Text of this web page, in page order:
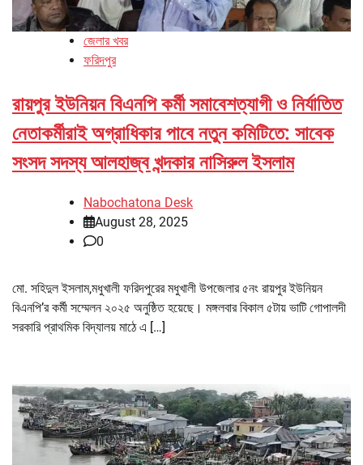
জেলার খবর
ফরিদপুর
রায়পুর ইউনিয়ন বিএনপি কর্মী সমাবেশত্যাগী ও নির্যাতিত
নেতাকর্মীরাই অগ্রাধিকার পাবে নতুন কমিটিতে: সাবেক
সংসদ সদস্য আলহাজ্ব খন্দকার নাসিরুল ইসলাম
Nabochatona Desk
August 28, 2025
0
মো. সহিদুল ইসলাম,মধুখালী ফরিদপুরের মধুখালী উপজেলার ৫নং রায়পুর ইউনিয়ন
বিএনপি’র কর্মী সম্মেলন ২০২৫ অনুষ্ঠিত হয়েছে। মঙ্গলবার বিকাল ৫টায় ভাটি গোপালদী
সরকারি প্রাথমিক বিদ্যালয় মাঠে এ […]